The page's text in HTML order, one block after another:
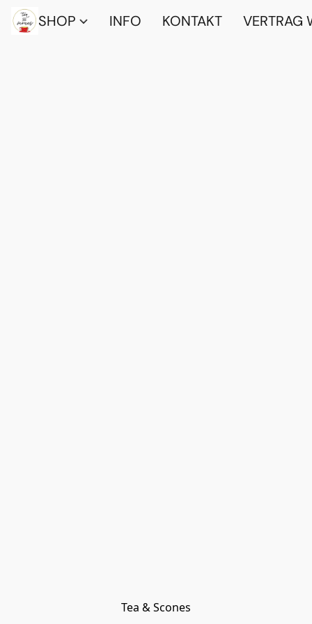
SHOP INFO KONTAKT VERTRAG
Tea & Scones